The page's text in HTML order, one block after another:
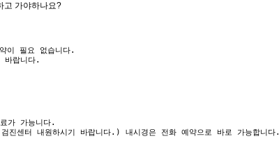
고 가야하나요?
이 필요 없습니다.
바랍니다.
가 가능니다.
센터 내원하시기 바랍니다.) 내시경은 전화 예약으로 바로 가능합니다.